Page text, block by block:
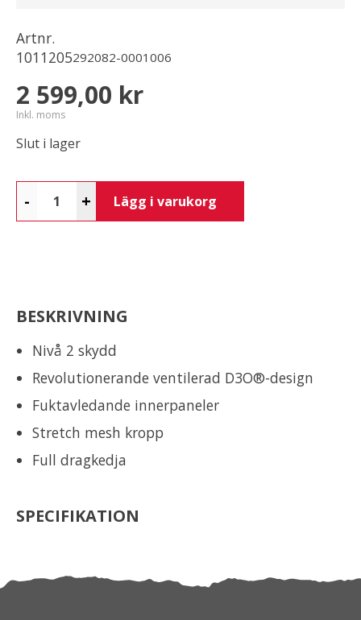
Artnr.
1011205292082-0001006
2 599,00 kr
Inkl. moms
Slut i lager
- + Lägg i varukorg
BESKRIVNING
Nivå 2 skydd
Revolutionerande ventilerad D3O®-design
Fuktavledande innerpaneler
Stretch mesh kropp
Full dragkedja
SPECIFIKATION